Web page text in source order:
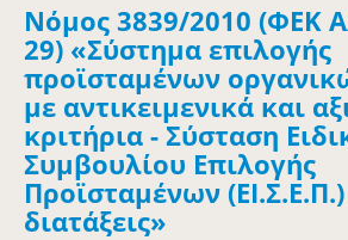
Νόμος 3839/2010 (ΦΕΚ
29) «Σύστημα επιλογής
προϊσταμένων
με αντικειμενικά και
κριτήρια - Σύσταση
Συμβουλίου Επιλογής
Προϊσταμένων
διατάξεις»